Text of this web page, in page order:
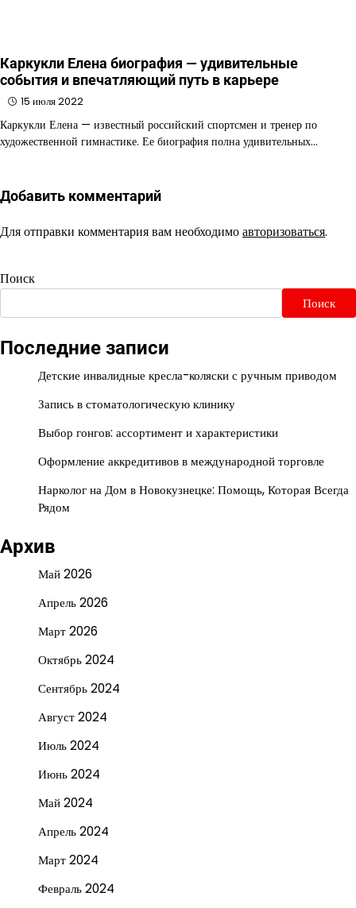
Каркукли Елена биография — удивительные
события и впечатляющий путь в карьере
15 июля 2022
Каркукли Елена — известный российский спортсмен и тренер по
художественной гимнастике. Ее биография полна удивительных…
Добавить комментарий
Для отправки комментария вам необходимоавторизоваться.
Поиск
Поиск
Последние записи
Детские инвалидные кресла-коляски с ручным приводом
Запись в стоматологическую клинику
Выбор гонгов: ассортимент и характеристики
Оформление аккредитивов в международной торговле
Нарколог на Дом в Новокузнецке: Помощь, Которая Всегда
Рядом
Архив
Май 2026
Апрель 2026
Март 2026
Октябрь 2024
Сентябрь 2024
Август 2024
Июль 2024
Июнь 2024
Май 2024
Апрель 2024
Март 2024
Февраль 2024